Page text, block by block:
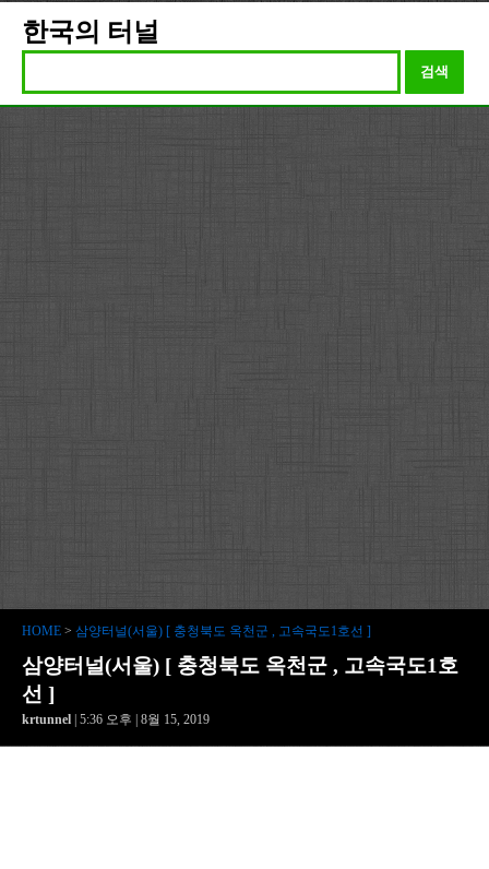
한국의 터널
검색
HOME > 삼양터널(서울) [ 충청북도 옥천군 , 고속국도1호선 ]
삼양터널(서울) [ 충청북도 옥천군 , 고속국도1호
선 ]
krtunnel | 5:36 오후 | 8월 15, 2019